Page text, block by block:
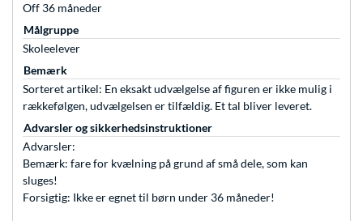
Off 36 måneder
Målgruppe
Skoleelever
Bemærk
Sorteret artikel: En eksakt udvælgelse af figuren er ikke mulig i
rækkefølgen, udvælgelsen er tilfældig. Et tal bliver leveret.
Advarsler og sikkerhedsinstruktioner
Advarsler:
Bemærk: fare for kvælning på grund af små dele, som kan
sluges!
Forsigtig: Ikke er egnet til børn under 36 måneder!